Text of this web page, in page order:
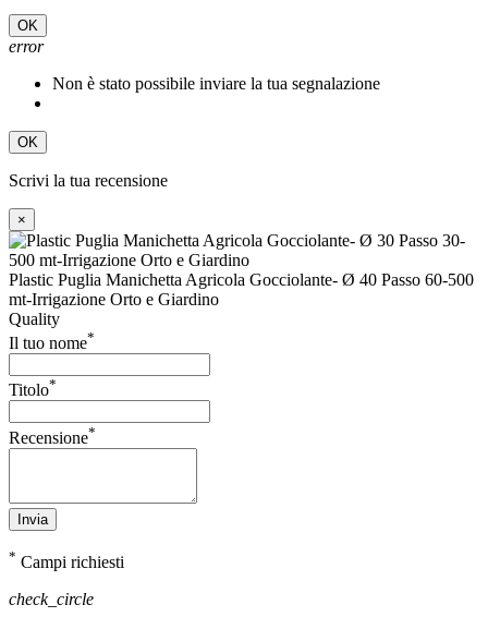
OK
error
Non è stato possibile inviare la tua segnalazione
OK
Scrivi la tua recensione
×
Plastic Puglia Manichetta Agricola Gocciolante- Ø 40 Passo 60-500
mt-Irrigazione Orto e Giardino
Quality
Il tuo nome*
Titolo*
Recensione*
Invia
* Campi richiesti
check_circle